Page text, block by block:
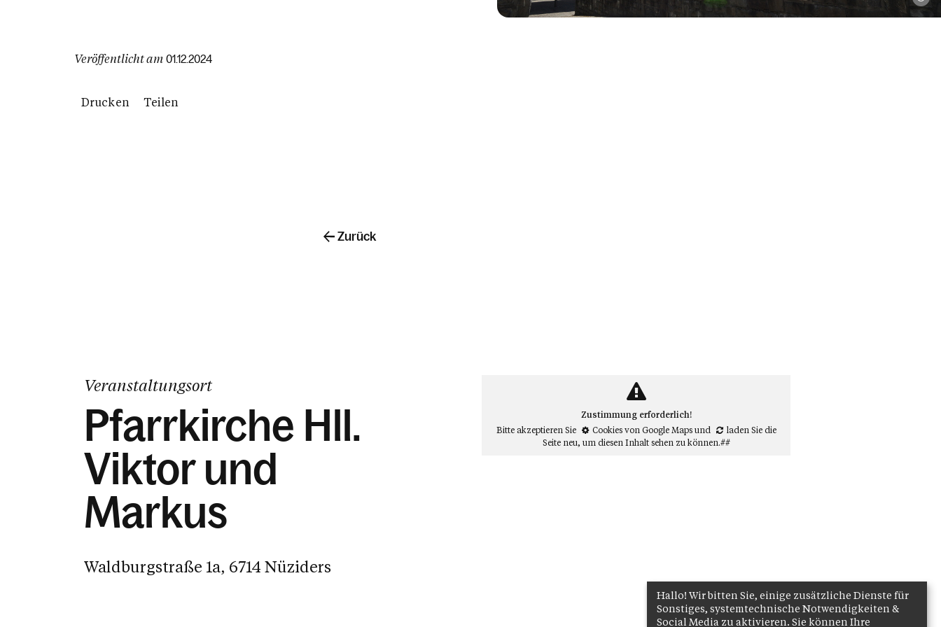
Veröffentlicht am 01.12.2024
Drucken Teilen
Zurück
Veranstaltungsort
Pfarrkirche Hll.
Viktor und
Markus
Waldburgstraße 1a, 6714 Nüziders
Zustimmung erforderlich!
Bitte akzeptieren Sie
Cookies von Google Mapsund
laden Sie die
Seite neu, um diesen Inhalt sehen zu können.##
Hallo! Wir bitten Sie, einige zusätzliche Dienste für
Sonstiges, systemtechnische Notwendigkeiten &
Social Media zu aktivieren. Sie können Ihre